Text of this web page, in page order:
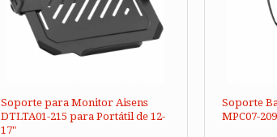
Soporte para Monitor Aisens
DTLTA01-215 para Portátil de 12-
17"
Soporte
MPC07-